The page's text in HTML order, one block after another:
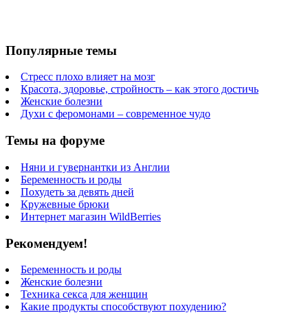
Популярные темы
Стресс плохо влияет на мозг
Красота, здоровье, стройность – как этого достичь
Женские болезни
Духи с феромонами – современное чудо
Темы на форуме
Няни и гувернантки из Англии
Беременность и роды
Похудеть за девять дней
Кружевные брюки
Интернет магазин WildBerries
Рекомендуем!
Беременность и роды
Женские болезни
Техника секса для женщин
Какие продукты способствуют похудению?